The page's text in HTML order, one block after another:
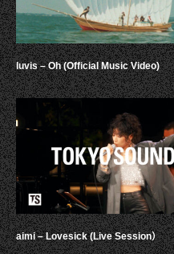
luvis – Oh (Official Music Video)
aimi – Lovesick (Live Session）